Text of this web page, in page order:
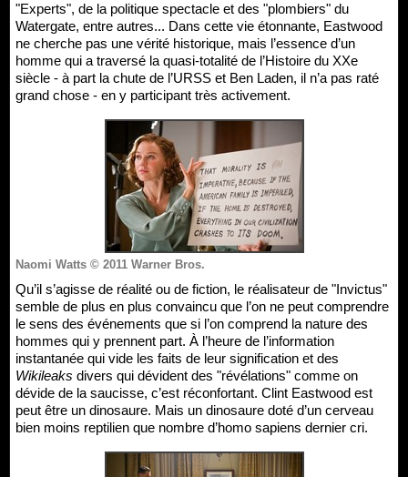
"Experts", de la politique spectacle et des "plombiers" du
Watergate, entre autres... Dans cette vie étonnante, Eastwood
ne cherche pas une vérité historique, mais l’essence d’un
homme qui a traversé la quasi-totalité de l’Histoire du XXe
siècle - à part la chute de l’URSS et Ben Laden, il n’a pas raté
grand chose - en y participant très activement.
Naomi Watts © 2011 Warner Bros.
Qu’il s’agisse de réalité ou de fiction, le réalisateur de "Invictus"
semble de plus en plus convaincu que l’on ne peut comprendre
le sens des événements que si l’on comprend la nature des
hommes qui y prennent part. À l’heure de l’information
instantanée qui vide les faits de leur signification et des
Wikileaks divers qui dévident des "révélations" comme on
dévide de la saucisse, c’est réconfortant. Clint Eastwood est
peut être un dinosaure. Mais un dinosaure doté d’un cerveau
bien moins reptilien que nombre d’homo sapiens dernier cri.